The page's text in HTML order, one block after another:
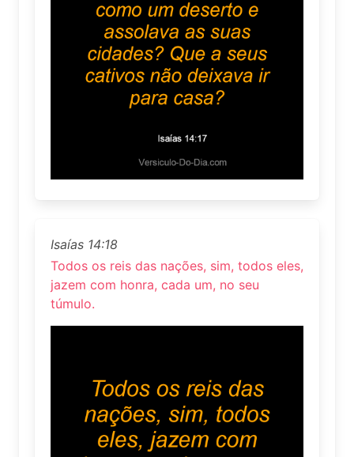
Isaías 14:18
Todos os reis das nações, sim, todos eles,
jazem com honra, cada um, no seu
túmulo.